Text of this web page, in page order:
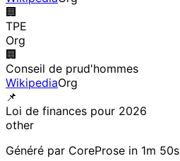
🏢
TPE
Org
🏢
Conseil de prud'hommes
WikipediaOrg
📌
Loi de finances pour 2026
other
Généré par CoreProse in 1m 50s